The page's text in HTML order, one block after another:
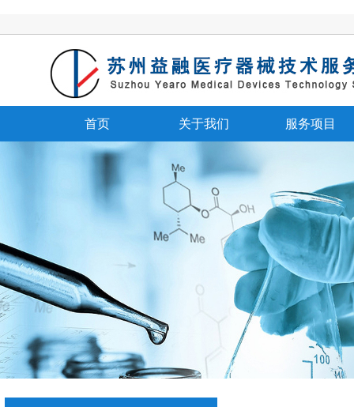
首页 关于我们 服务项目